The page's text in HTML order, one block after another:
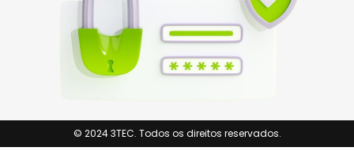
© 2024 3TEC. Todos os direitos reservados.